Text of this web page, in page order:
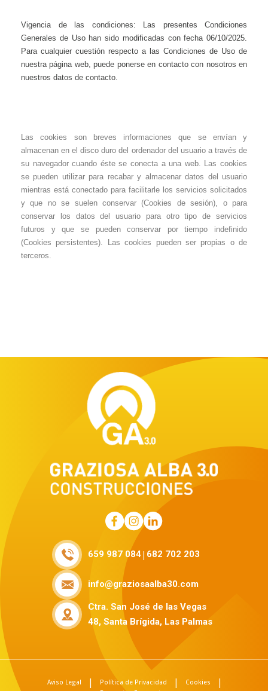
Vigencia de las condiciones: Las presentes Condiciones
Generales de Uso han sido modificadas con fecha 06/10/2025.
Para cualquier cuestión respecto a las Condiciones de Uso de
nuestra página web, puede ponerse en contacto con nosotros en
nuestros datos de contacto.
Las cookies son breves informaciones que se envían y
almacenan en el disco duro del ordenador del usuario a través de
su navegador cuando éste se conecta a una web. Las cookies
se pueden utilizar para recabar y almacenar datos del usuario
mientras está conectado para facilitarle los servicios solicitados
y que no se suelen conservar (Cookies de sesión), o para
conservar los datos del usuario para otro tipo de servicios
futuros y que se pueden conservar por tiempo indefinido
(Cookies persistentes). Las cookies pueden ser propias o de
terceros.
659 987 084| 682 702 203
info@graziosaalba30.com
Ctra. San José de las Vegas
48, Santa Brígida, Las Palmas
Aviso Legal | Política de Privacidad | Cookies |